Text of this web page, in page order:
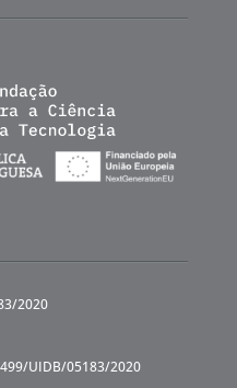
2020
UIDB/05183/2020